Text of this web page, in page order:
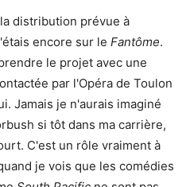
distribution prévue à
encore sur le Fantôme.
le projet avec une
par l'Opéra de Toulon
Jamais je n'aurais imaginé
si tôt dans ma carrière,
C'est un rôle vraiment à
je vois que les comédies